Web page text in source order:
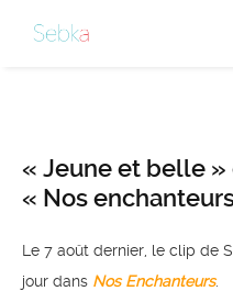
« Jeune et belle
« Nos
Le 7 août dernier, le clip de
jour dans Nos Enchanteurs.